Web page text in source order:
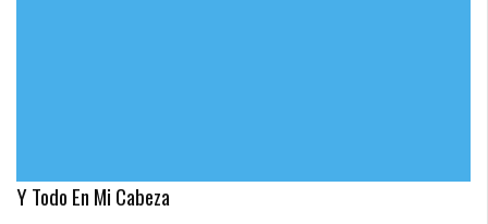
Y Todo En Mi Cabeza